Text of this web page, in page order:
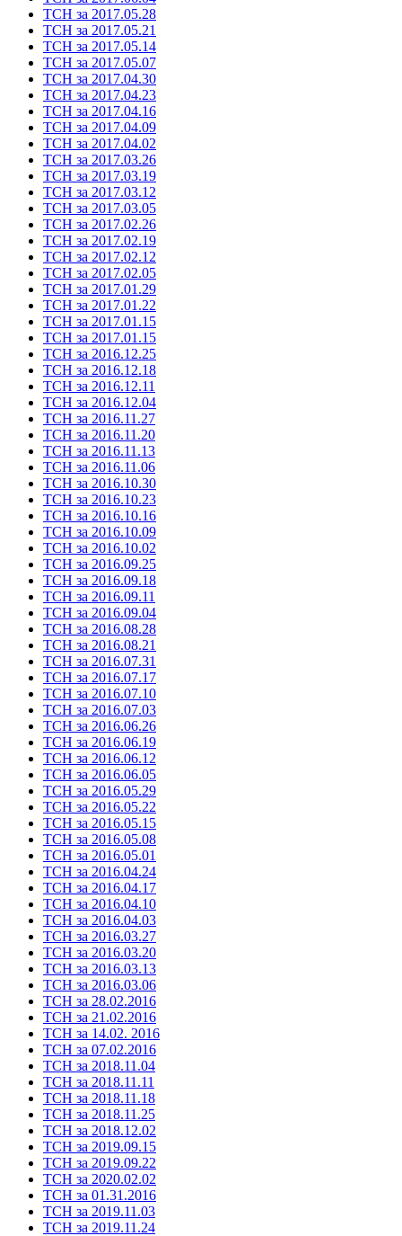
ТСН за 2017.05.28
ТСН за 2017.05.21
ТСН за 2017.05.14
ТСН за 2017.05.07
ТСН за 2017.04.30
ТСН за 2017.04.23
ТСН за 2017.04.16
ТСН за 2017.04.09
ТСН за 2017.04.02
ТСН за 2017.03.26
ТСН за 2017.03.19
ТСН за 2017.03.12
ТСН за 2017.03.05
ТСН за 2017.02.26
ТСН за 2017.02.19
ТСН за 2017.02.12
ТСН за 2017.02.05
ТСН за 2017.01.29
ТСН за 2017.01.22
ТСН за 2017.01.15
ТСН за 2017.01.15
ТСН за 2016.12.25
ТСН за 2016.12.18
ТСН за 2016.12.11
ТСН за 2016.12.04
ТСН за 2016.11.27
ТСН за 2016.11.20
ТСН за 2016.11.13
ТСН за 2016.11.06
ТСН за 2016.10.30
ТСН за 2016.10.23
ТСН за 2016.10.16
ТСН за 2016.10.09
ТСН за 2016.10.02
ТСН за 2016.09.25
ТСН за 2016.09.18
ТСН за 2016.09.11
ТСН за 2016.09.04
ТСН за 2016.08.28
ТСН за 2016.08.21
ТСН за 2016.07.31
ТСН за 2016.07.17
ТСН за 2016.07.10
ТСН за 2016.07.03
ТСН за 2016.06.26
ТСН за 2016.06.19
ТСН за 2016.06.12
ТСН за 2016.06.05
ТСН за 2016.05.29
ТСН за 2016.05.22
ТСН за 2016.05.15
ТСН за 2016.05.08
ТСН за 2016.05.01
ТСН за 2016.04.24
ТСН за 2016.04.17
ТСН за 2016.04.10
ТСН за 2016.04.03
ТСН за 2016.03.27
ТСН за 2016.03.20
ТСН за 2016.03.13
ТСН за 2016.03.06
ТСН за 28.02.2016
ТСН за 21.02.2016
ТСН за 14.02. 2016
ТСН за 07.02.2016
ТСН за 2018.11.04
ТСН за 2018.11.11
ТСН за 2018.11.18
ТСН за 2018.11.25
ТСН за 2018.12.02
ТСН за 2019.09.15
ТСН за 2019.09.22
ТСН за 2020.02.02
ТСН за 01.31.2016
ТСН за 2019.11.03
ТСН за 2019.11.24